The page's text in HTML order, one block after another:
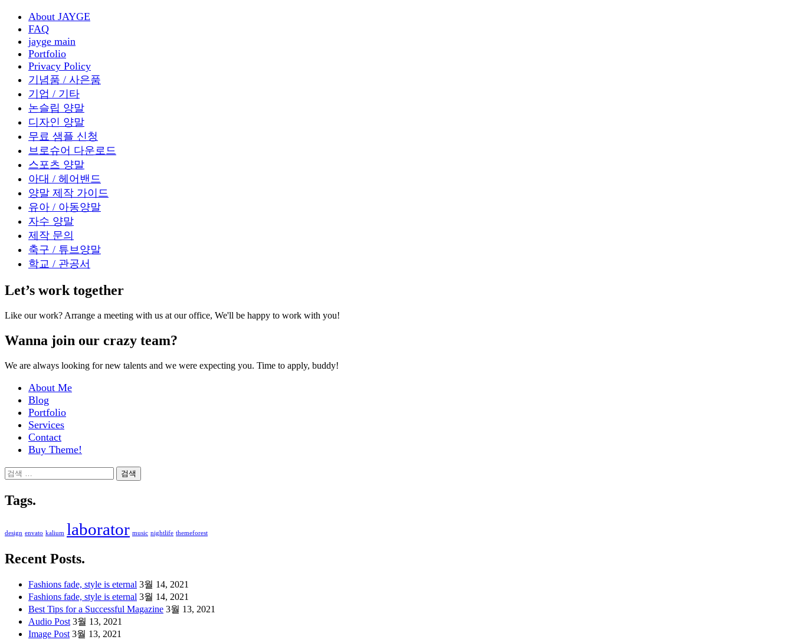
About JAYGE
FAQ
jayge main
Portfolio
Privacy Policy
기념품 / 사은품
기업 / 기타
논슬립 양말
디자인 양말
무료 샘플 신청
브로슈어 다운로드
스포츠 양말
아대 / 헤어밴드
양말 제작 가이드
유아 / 아동양말
자수 양말
제작 문의
축구 / 튜브양말
학교 / 관공서
Let’s work together
Like our work? Arrange a meeting with us at our office, We'll be happy to work with you!
Wanna join our crazy team?
We are always looking for new talents and we were expecting you. Time to apply, buddy!
About Me
Blog
Portfolio
Services
Contact
Buy Theme!
검
Tags.
design envato kalium laborator music nightlife themeforest
Recent Posts.
Fashions fade, style is eternal 3월 14, 2021
Fashions fade, style is eternal 3월 14, 2021
Best Tips for a Successful Magazine 3월 13, 2021
Audio Post 3월 13, 2021
Image Post 3월 13, 2021